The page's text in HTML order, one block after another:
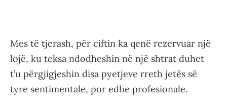
Mes të tjerash, për ciftin ka qenë rezervuar një
lojë, ku teksa ndodheshin në një shtrat duhet
t’u përgjigjeshin disa pyetjeve rreth jetës së
tyre sentimentale, por edhe profesionale.